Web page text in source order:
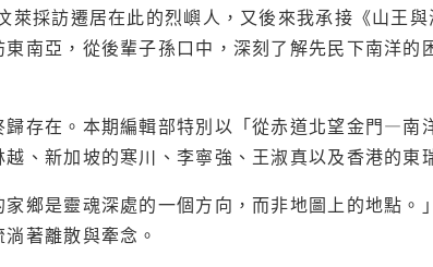
萊採訪遷居在此的烈嶼人，又後來我承接《山王
南亞，從後輩子孫口中，深刻了解先民下南洋
存在。本期編輯部特別以「從赤道北望金門—南
、新加坡的寒川、李寧強、王淑真以及香港的東
鄉是靈魂深處的一個方向，而非地圖上的地點
著離散與牽念。